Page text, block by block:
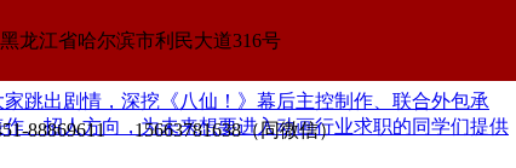
跳出剧情，深挖《八仙！》幕后主控制作、联合外包承
、招人方向，为未来想要进入动画行业求职的同学们提供
龙江省哈尔滨市利民大道316号
88869611 15663781638（同微信）